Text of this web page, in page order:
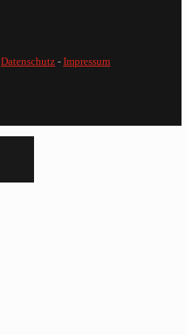
Datenschutz - Impressum